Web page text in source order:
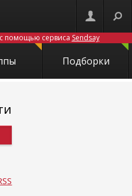
помощью сервиса Sendsay
Подборки